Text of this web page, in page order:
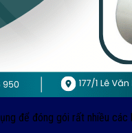
để đóng gói rất nhiều